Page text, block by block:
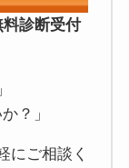
診断受付
？」
にご相談く